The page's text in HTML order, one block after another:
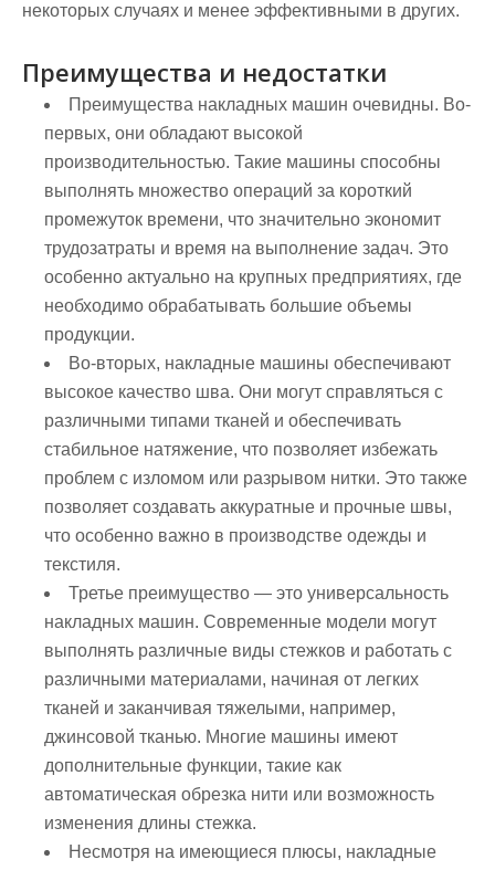
некоторых случаях и менее эффективными в других.
Преимущества и недостатки
Преимущества накладных машин очевидны. Во-
первых, они обладают высокой
производительностью. Такие машины способны
выполнять множество операций за короткий
промежуток времени, что значительно экономит
трудозатраты и время на выполнение задач. Это
особенно актуально на крупных предприятиях, где
необходимо обрабатывать большие объемы
продукции.
Во-вторых, накладные машины обеспечивают
высокое качество шва. Они могут справляться с
различными типами тканей и обеспечивать
стабильное натяжение, что позволяет избежать
проблем с изломом или разрывом нитки. Это также
позволяет создавать аккуратные и прочные швы,
что особенно важно в производстве одежды и
текстиля.
Третье преимущество — это универсальность
накладных машин. Современные модели могут
выполнять различные виды стежков и работать с
различными материалами, начиная от легких
тканей и заканчивая тяжелыми, например,
джинсовой тканью. Многие машины имеют
дополнительные функции, такие как
автоматическая обрезка нити или возможность
изменения длины стежка.
Несмотря на имеющиеся плюсы, накладные